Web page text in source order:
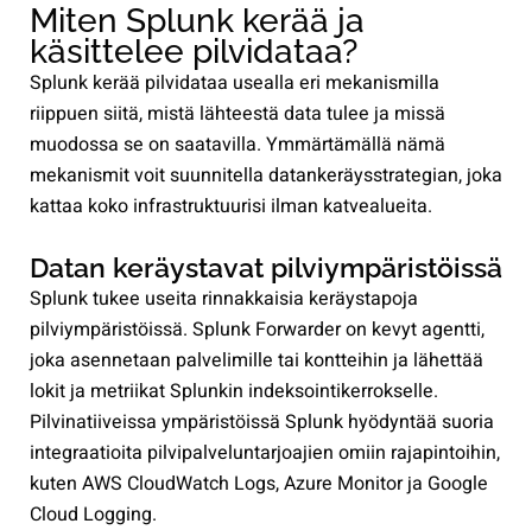
Miten Splunk kerää ja
käsittelee pilvidataa?
Splunk kerää pilvidataa usealla eri mekanismilla
riippuen siitä, mistä lähteestä data tulee ja missä
muodossa se on saatavilla. Ymmärtämällä nämä
mekanismit voit suunnitella datankeräysstrategian, joka
kattaa koko infrastruktuurisi ilman katvealueita.
Datan keräystavat pilviympäristöissä
Splunk tukee useita rinnakkaisia keräystapoja
pilviympäristöissä. Splunk Forwarder on kevyt agentti,
joka asennetaan palvelimille tai kontteihin ja lähettää
lokit ja metriikat Splunkin indeksointikerrokselle.
Pilvinatiiveissa ympäristöissä Splunk hyödyntää suoria
integraatioita pilvipalveluntarjoajien omiin rajapintoihin,
kuten AWS CloudWatch Logs, Azure Monitor ja Google
Cloud Logging.